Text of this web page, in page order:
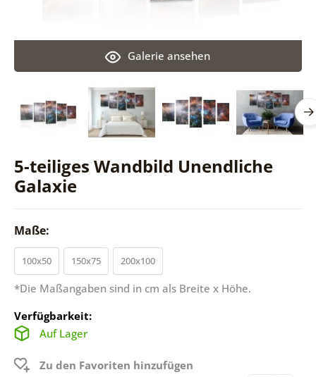
5-teiliges Wandbild Unendliche
Galaxie
Galerie ansehen
Maße:
100x50 150x75 200x100
*Die Maßangaben sind in cm als Breite x Höhe.
Verfügbarkeit:
Auf Lager
Zu den Favoriten hinzufügen